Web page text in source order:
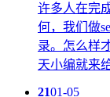
许多人在完
何，我们做
录。怎么样
天小编就来
2101-05